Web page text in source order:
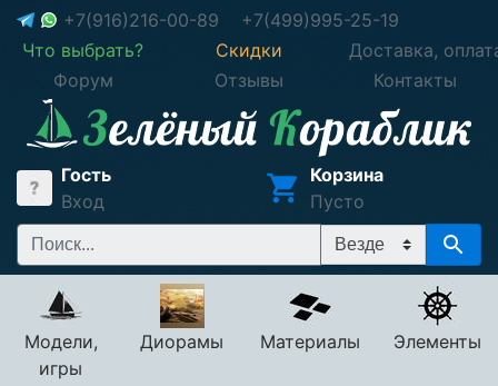
+7(916)216-00-89
+7(499)995-25-19
Что выбрать?
Скидки
Доставка,
Форум
Отзывы Контакты
Гость
Вход
Корзина
Пусто
Модели,
игры
Диорамы Материалы Элементы